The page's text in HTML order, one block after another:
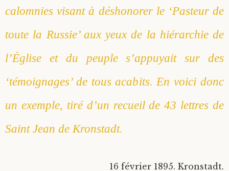
calomnies visant à déshonorer le ‘Pasteur de
toute la Russie’ aux yeux de la hiérarchie de
l’Église et du peuple s’appuyait sur des
‘témoignages’ de tous acabits. En voici donc
un exemple, tiré d’un recueil de 43 lettres de
Saint Jean de Kronstadt.
16 février 1895. Kronstadt.